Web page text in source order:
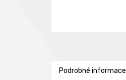
Podrobné informace